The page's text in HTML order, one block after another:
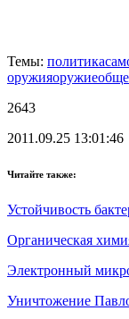
Темы: политика
оружияоружие
2643
2011.09.25 13:01:46
Читайте также:
Устойчивость
Органическая
Электронный
Уничтожение